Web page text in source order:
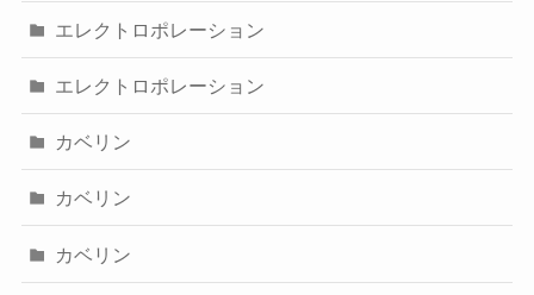
エレクトロポレーション
エレクトロポレーション
カベリン
カベリン
カベリン